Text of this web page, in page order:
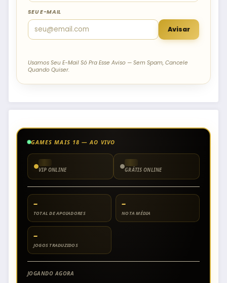
SEU E-MAIL
Avisar
Usamos Seu E-Mail Só Pra Esse Aviso — Sem Spam, Cancele
Quando Quiser.
GAMES MAIS 18 — AO VIVO
VIP ONLINE GRÁTIS ONLINE
–
TOTAL DE APOIADORES
–
NOTA MÉDIA
–
JOGOS TRADUZIDOS
JOGANDO AGORA